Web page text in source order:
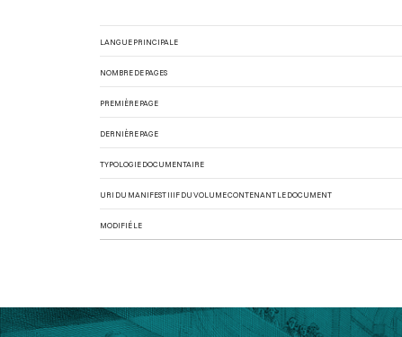
LANGUE PRINCIPALE
NOMBRE DE PAGES
PREMIÈRE PAGE
DERNIÈRE PAGE
TYPOLOGIE DOCUMENTAIRE
URI DU MANIFEST IIIF DU VOLUME CONTENANT LE DOCUMENT
MODIFIÉ LE